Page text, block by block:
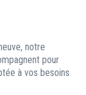
notre
pour
à vos besoins